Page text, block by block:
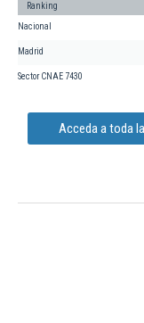
Ranking
Nacional
Madrid
Sector CNAE 7430
Acceda a toda